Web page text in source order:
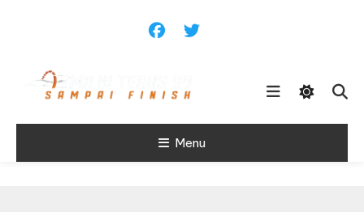
Maju Terus99
Menu